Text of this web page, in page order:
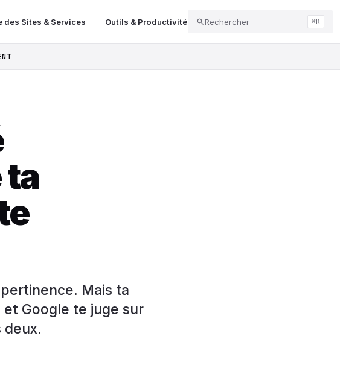
des Sites & Services Outils & Productivité Messagerie & Espaces de
Rechercher ⌘K
ta
Mais ta
Google te juge sur
deux.